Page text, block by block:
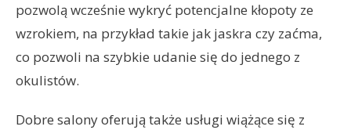
pozwolą wcześnie wykryć potencjalne kłopoty ze
wzrokiem, na przykład takie jak jaskra czy zaćma,
co pozwoli na szybkie udanie się do jednego z
okulistów.
Dobre salony oferują także usługi wiążące się z